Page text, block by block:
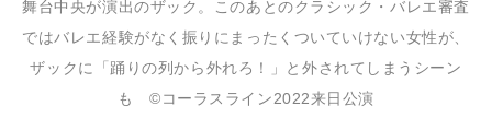
舞台中央が演出のザック。このあとのクラシック・バレエ審査
ではバレエ経験がなく振りにまったくついていけない女性が、
ザックに「踊りの列から外れろ！」と外されてしまうシーン
も ©コーラスライン2022来⽇公演